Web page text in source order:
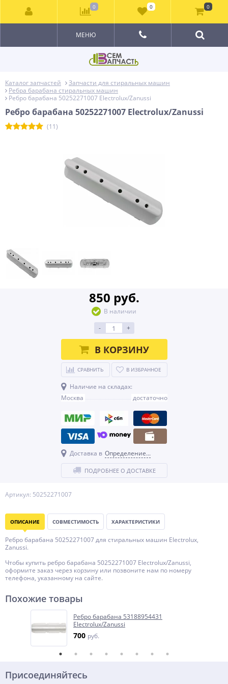
МЕНЮ
Каталог запчастей
Запчасти для стиральных машин
Ребра барабана стиральных машин
Ребро барабана 50252271007 Electrolux/Zanussi
Ребро барабана 50252271007 Electrolux/Zanussi
(11)
Артикул: 50252271007
850 руб.
В наличии
-
+
В КОРЗИНУ
СРАВНИТЬ В ИЗБРАННОЕ
Наличие на складах:
Москва
достаточно
Доставка в Определение...
ПОДРОБНЕЕ О ДОСТАВКЕ
ОПИСАНИЕ СОВМЕСТИМОСТЬ ХАРАКТЕРИСТИКИ
Ребро барабана 50252271007 для стиральных машин Electrolux,
Zanussi.
Чтобы купить ребро барабана 50252271007 Electrolux/Zanussi,
оформите заказ через корзину или позвоните нам по номеру
телефона, указанному на сайте.
Похожие товары
Ребро барабана 53188954431
Electrolux/Zanussi
700 руб.
Присоединяйтесь
0 0 0